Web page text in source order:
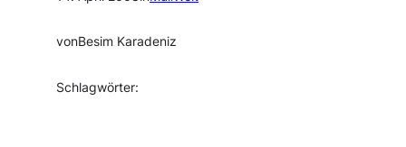
vonBesim Karadeniz
Schlagwörter: